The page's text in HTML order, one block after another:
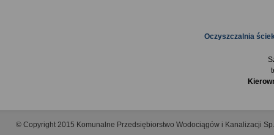
Oczyszczalnia
© Copyright 2015 Komunalne Przedsiębiorstwo Wodociągów i Kanalizacji